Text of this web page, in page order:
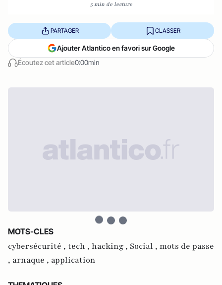
5 min de lecture
Écoutez cet article0:00min
PARTAGER CLASSER
Ajouter Atlantico en favori sur Google
MOTS-CLES
cybersécurité , tech , hacking , Social , mots de passe
, arnaque , application